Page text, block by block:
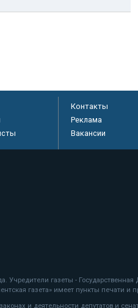
Контакты
Реклама
Вакансии
Учредители газеты -
газета» имеет пункты печати и
и деятельности депутатов и